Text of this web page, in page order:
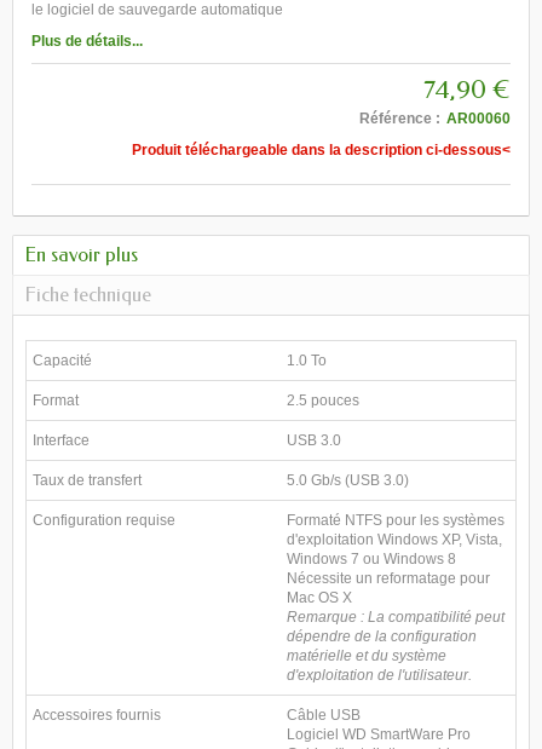
le logiciel de sauvegarde automatique
Plus de détails...
74,90 €
Référence : AR00060
Produit téléchargeable dans la description ci-dessous<
En savoir plus
Fiche technique
Capacité 1.0 To
Format 2.5 pouces
Interface USB 3.0
Taux de transfert 5.0 Gb/s (USB 3.0)
Configuration requise
Formaté NTFS pour les systèmes
d'exploitation Windows XP, Vista,
Windows 7 ou Windows 8
Nécessite un reformatage pour
Mac OS X
Remarque : La compatibilité peut
dépendre de la configuration
matérielle et du système
d'exploitation de l'utilisateur.
Accessoires fournis
Câble USB
Logiciel WD SmartWare Pro